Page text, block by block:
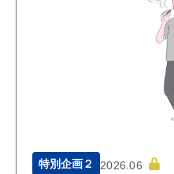
特別企画２ 2026.06